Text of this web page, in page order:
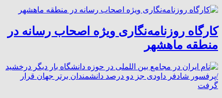
کارگاه روزنامه‌نگاری ویژه اصحاب رسانه در
منطقه ماهشهر